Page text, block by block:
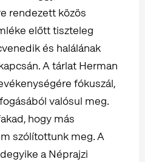
rendezett közös
előtt tiszteleg
és halálának
A tárlat Herman
fókuszál,
valósul meg.
hogy más
szólítottunk meg. A
a Néprajzi